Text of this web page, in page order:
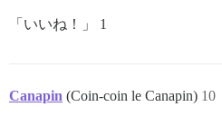
「いいね！」 1
Canapin (Coin-coin le Canapin) 10